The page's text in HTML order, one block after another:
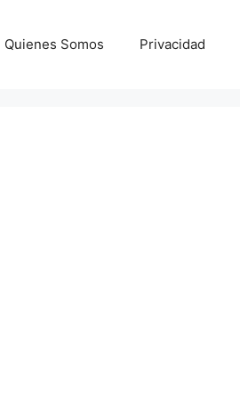
Quienes Somos Privacidad